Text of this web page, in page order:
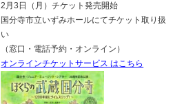
2月3日（月）チケット発売開始
国分寺市立いずみホールにてチケット取り扱
い
（窓口・電話予約・オンライン）
オンラインチケットサービス はこちら